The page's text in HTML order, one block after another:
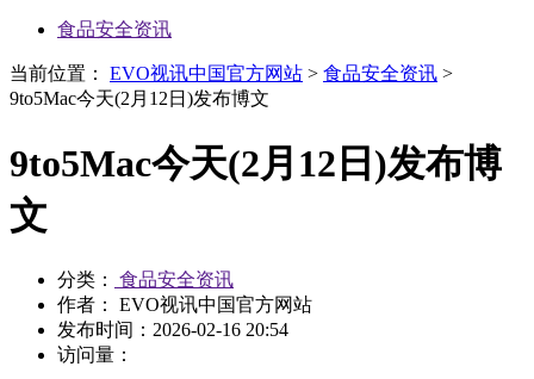
食品安全资讯
当前位置： EVO视讯中国官方网站 > 食品安全资讯 >
9to5Mac今天(2月12日)发布博文
9to5Mac今天(2月12日)发布博
文
分类：
食品安全资讯
作者： EVO视讯中国官方网站
发布时间： 2026-02-16 20:54
访问量：